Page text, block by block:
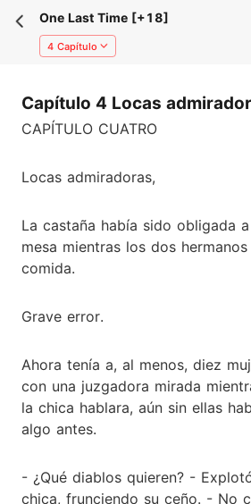
One Last Time [+18]
4 Capítulo
Capítulo 4 Locas
CAPÍTULO CUATRO
Locas admiradoras,
La castaña había sido obligada
mesa mientras los dos
comida.
Grave error.
Ahora tenía a, al menos, diez
con una juzgadora mirada
la chica hablara, aún sin ellas
algo antes.
- ¿Qué diablos quieren? -
chica, frunciendo su ceño. - No